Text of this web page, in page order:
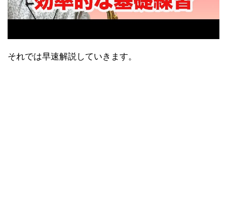
それでは早速解説していきます。